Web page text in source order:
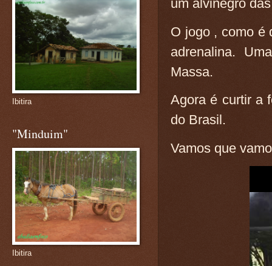
um alvinegro
O jogo , como é
adrenalina.
Massa.
Agora é curtir a
do Brasil.
Vamos que
Ibitira
"Minduim"
Ibitira